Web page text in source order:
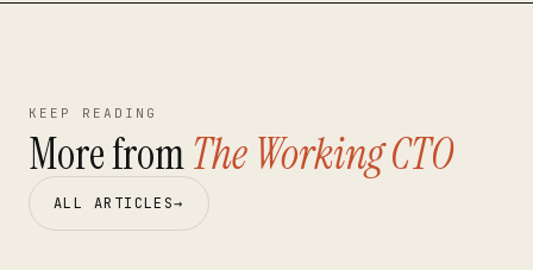
KEEP READING
More fromThe Working CTO
ALL ARTICLES→